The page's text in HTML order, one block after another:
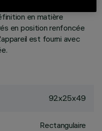
en matière
en position renfoncée
est fourni avec
92x25x49
Rectangulaire